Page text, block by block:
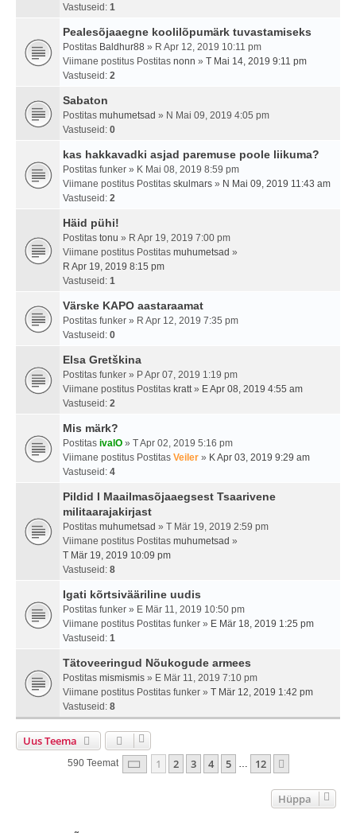
Vastuseid: 1
Pealesõjaaegne koolilõpumärk tuvastamiseks
Postitas Baldhur88 » R Apr 12, 2019 10:11 pm
Viimane postitus Postitas nonn » T Mai 14, 2019 9:11 pm
Vastuseid: 2
Sabaton
Postitas muhumetsad » N Mai 09, 2019 4:05 pm
Vastuseid: 0
kas hakkavadki asjad paremuse poole liikuma?
Postitas funker » K Mai 08, 2019 8:59 pm
Viimane postitus Postitas skulmars » N Mai 09, 2019 11:43 am
Vastuseid: 2
Häid pühi!
Postitas tonu » R Apr 19, 2019 7:00 pm
Viimane postitus Postitas muhumetsad »
R Apr 19, 2019 8:15 pm
Vastuseid: 1
Värske KAPO aastaraamat
Postitas funker » R Apr 12, 2019 7:35 pm
Vastuseid: 0
Elsa Gretškina
Postitas funker » P Apr 07, 2019 1:19 pm
Viimane postitus Postitas kratt» E Apr 08, 2019 4:55 am
Vastuseid: 2
Mis märk?
Postitas ivalO » T Apr 02, 2019 5:16 pm
Viimane postitus Postitas Veiler » K Apr 03, 2019 9:29 am
Vastuseid: 4
Pildid I Maailmasõjaaegsest Tsaarivene
militaarajakirjast
Postitas muhumetsad » T Mär 19, 2019 2:59 pm
Viimane postitus Postitas muhumetsad »
T Mär 19, 2019 10:09 pm
Vastuseid: 8
Igati kõrtsivääriline uudis
Postitas funker » E Mär 11, 2019 10:50 pm
Viimane postitus Postitas funker » E Mär 18, 2019 1:25 pm
Vastuseid: 1
Tätoveeringud Nõukogude armees
Postitas mismismis » E Mär 11, 2019 7:10 pm
Viimane postitus Postitas funker » T Mär 12, 2019 1:42 pm
Vastuseid: 8
Uus Teema
590 Teemat . Leht12 -st
1 2 3 4 5 … 12
Hüppa